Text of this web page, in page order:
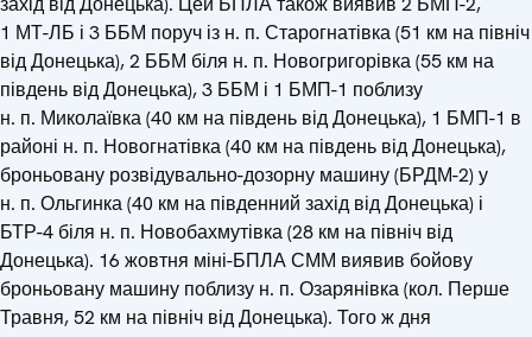
1 МТ-ЛБ і 3 ББМ поруч із н. п. Старогнатівка (51 км на північ
від Донецька), 2 ББМ біля н. п. Новогригорівка (55 км на
південь від Донецька), 3 ББМ і 1 БМП-1 поблизу
н. п. Миколаївка (40 км на південь від Донецька), 1 БМП-1 в
районі н. п. Новогнатівка (40 км на південь від Донецька),
броньовану розвідувально-дозорну машину (БРДМ-2) у
н. п. Ольгинка (40 км на південний захід від Донецька) і
БТР-4 біля н. п. Новобахмутівка (28 км на північ від
Донецька). 16 жовтня міні-БПЛА СММ виявив бойову
броньовану машину поблизу н. п. Озарянівка (кол. Перше
Травня, 52 км на північ від Донецька). Того ж дня